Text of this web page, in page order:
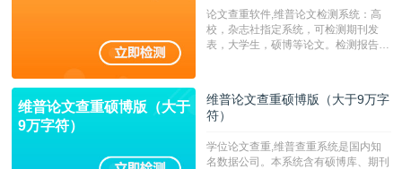
论文查重软件,维普论文检测系统：高
校，杂志社指定系统，可检测期刊发
表，大学生，硕博等论文。检测报告支
维普论文查重硕博版（大于
9万字符）
维普论文查重硕博版（大于9万字
符）
学位论文查重,维普查重系统是国内知
名数据公司。本系统含有硕博库、期刊